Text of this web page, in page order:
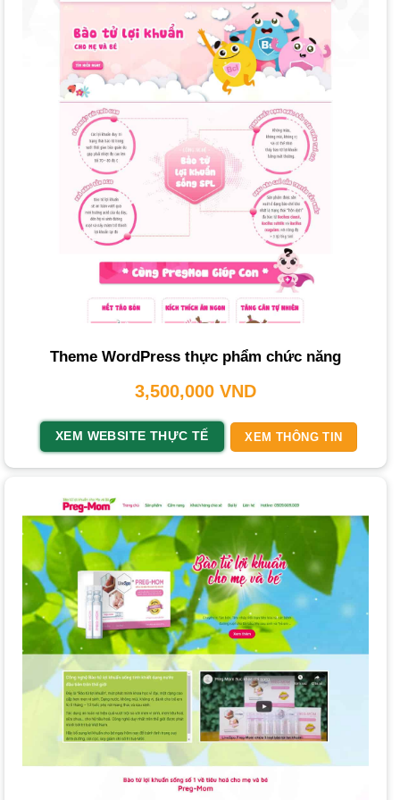
Website cho phép khách hàng mua sắm 24/7. Các tính
năng như giỏ hàng, thanh toán trực tuyến, và chatbot hỗ
trợ giúp nâng cao trải nghiệm mua sắm, thúc đẩybán
. Việc thu thập phản hồi và giải đáp thắc mắc nhanh
chóng cũng góp phần cải thiện chất lượng dịch vụ.
Tiết kiệm chi phí và nâng cao năng lực cạnh tranh:
với quảng cáo truyền thống,marketing onlinequa
website giúp tiết kiệm chi phí thuê mặt bằng và nhân sự.
Với việc tối ưu hóa công cụ tìm kiếm (SEO), website mang
lại lượng truy cập tự nhiên, bền vững, tạo lợi thế cạnh
tranh vượt trội trong một thị trường đầy thách thức như
dược phẩm.
Những Tính Năng Cần Có Của Một Website
năng quan trọng để tối ưu trải nghiệm người dùng và hỗ
trợ kinh doanh.
Xem thêmTại Sao Phải Thiết Kế Website? 5 Lý Do Sống
Còn Cho Doanh Nghiệp
Giao diện chuyên nghiệp và thân thiện người dùng:
Thiết kế đẹp mắt, bố cục rõ ràng, dễ điều hướng là yếu tố
Theme WordPress thực phẩm chức năng
3,500,000 VND
XEM WEBSITE THỰC TẾ XEM THÔNG TIN